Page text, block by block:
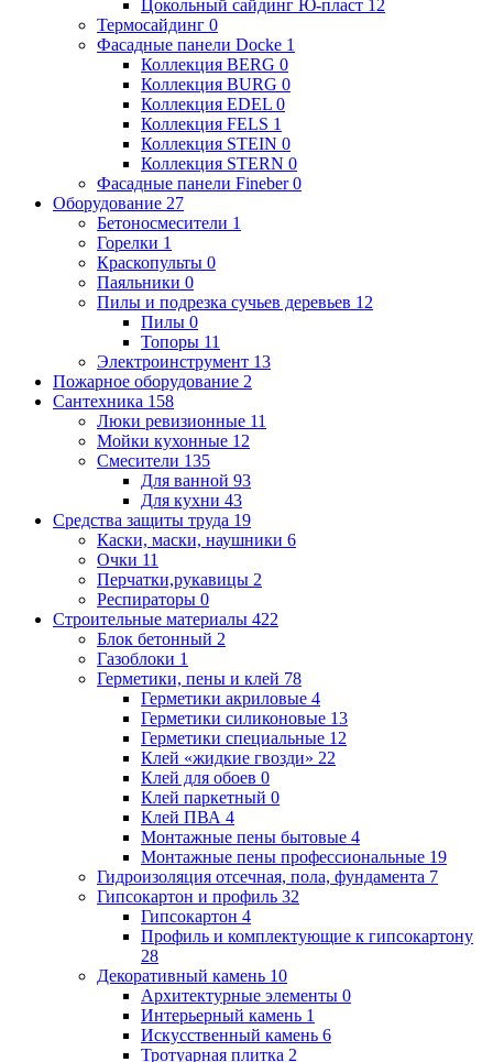
Цокольный сайдинг Ю-пласт 12
Термосайдинг 0
Фасадные панели Docke 1
Коллекция BERG 0
Коллекция BURG 0
Коллекция EDEL 0
Коллекция FELS 1
Коллекция STEIN 0
Коллекция STERN 0
Фасадные панели Fineber0
Оборудование 27
Бетоносмесители 1
Горелки 1
Краскопульты 0
Паяльники 0
Пилы и подрезка сучьев деревьев 12
Пилы 0
Топоры 11
Электроинструмент 13
Пожарное оборудование 2
Сантехника 158
Люки ревизионные 11
Мойки кухонные 12
Смесители 135
Для ванной 93
Для кухни 43
Средства защиты труда 19
Каски, маски, наушники 6
Очки 11
Перчатки,рукавицы 2
Респираторы 0
Строительные материалы 422
Блок бетонный 2
Газоблоки 1
Герметики, пены и клей 78
Герметики акриловые 4
Герметики силиконовые 13
Герметики специальные 12
Клей «жидкие гвозди» 22
Клей для обоев 0
Клей паркетный 0
Клей ПВА 4
Монтажные пены бытовые 4
Монтажные пены профессиональные 19
Гидроизоляция отсечная, пола, фундамента 7
Гипсокартон и профиль 32
Гипсокартон 4
Профиль и комплектующие к гипсокартону
28
Декоративный камень 10
Архитектурные элементы 0
Интерьерный камень 1
Искусственный камень 6
Тротуарная плитка 2